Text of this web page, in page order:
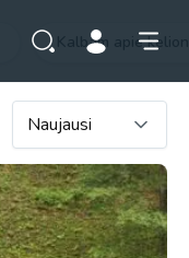
Kalbam apie